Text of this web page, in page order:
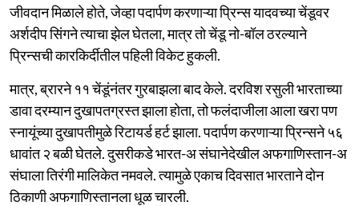
जीवदान मिळाले होते, जेव्हा पदार्पण करणाऱ्या प्रिन्स यादवच्या चेंडूवर
अर्शदीप सिंगने त्याचा झेल घेतला, मात्र तो चेंडू नो-बॉल ठरल्याने
प्रिन्सची कारकिर्दीतील पहिली विकेट हुकली.
मात्र, ब्रारने ११ चेंडूंनंतर गुरबाझला बाद केले. दरविश रसुली भारताच्या
डावा दरम्यान दुखापतग्रस्त झाला होता, तो फलंदाजीला आला खरा पण
स्नायूंच्या दुखापतीमुळे रिटायर्ड हर्ट झाला. पदार्पण करणाऱ्या प्रिन्सने ५६
धावांत २ बळी घेतले. दुसरीकडे भारत-अ संघानेदेखील अफगाणिस्तान-अ
संघाला तिरंगी मालिकेत नमवले. त्यामुळे एकाच दिवसात भारताने दोन
ठिकाणी अफगाणिस्तानला धूळ चारली.